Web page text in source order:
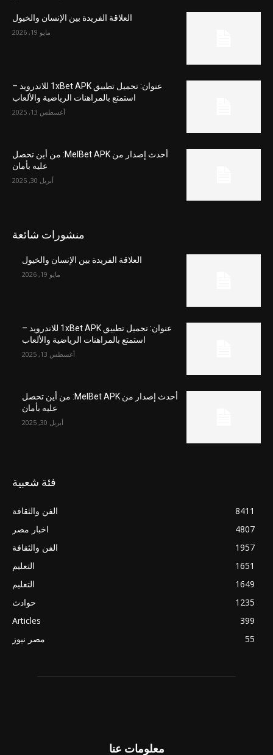
العلاقة الفريدة بين الإنسان والخيول
مايو 19, 2026
عنوان: تحميل تطبيق 1xBet APK للاندرويد –
استمتع بالمراهنات الرياضية والألعاب
أغسطس 13, 2025
أحدث إصدار من MelBet APK: من أين تحصل
عليه بأمان
أبريل 30, 2025
منشورات شائعة
العلاقة الفريدة بين الإنسان والخيول
مايو 19, 2026
عنوان: تحميل تطبيق 1xBet APK للاندرويد –
استمتع بالمراهنات الرياضية والألعاب
أغسطس 13, 2025
أحدث إصدار من MelBet APK: من أين تحصل
عليه بأمان
أبريل 30, 2025
فئة شعبية
الفن والثقافة
8411
اخبار مصر
4807
الفن والثقافة
1957
التعليم
1651
التعليم
1649
حوادث
1235
Articles
399
مصر نيوز
55
معلومات عنا